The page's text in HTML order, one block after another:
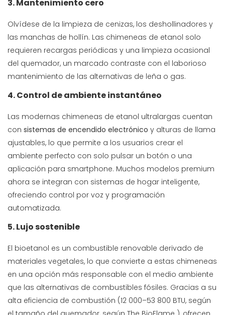
3. Mantenimiento cero
Olvídese de la limpieza de cenizas, los deshollinadores y
las manchas de hollín. Las chimeneas de etanol solo
requieren recargas periódicas y una limpieza ocasional
del quemador, un marcado contraste con el laborioso
mantenimiento de las alternativas de leña o gas.
4. Control de ambiente instantáneo
Las modernas chimeneas de etanol ultralargas cuentan
con sistemas de encendido electrónico y alturas de llama
ajustables, lo que permite a los usuarios crear el
ambiente perfecto con solo pulsar un botón o una
aplicación para smartphone. Muchos modelos premium
ahora se integran con sistemas de hogar inteligente,
ofreciendo control por voz y programación
automatizada.
5. Lujo sostenible
El bioetanol es un combustible renovable derivado de
materiales vegetales, lo que convierte a estas chimeneas
en una opción más responsable con el medio ambiente
que las alternativas de combustibles fósiles. Gracias a su
alta eficiencia de combustión (12 000–53 800 BTU, según